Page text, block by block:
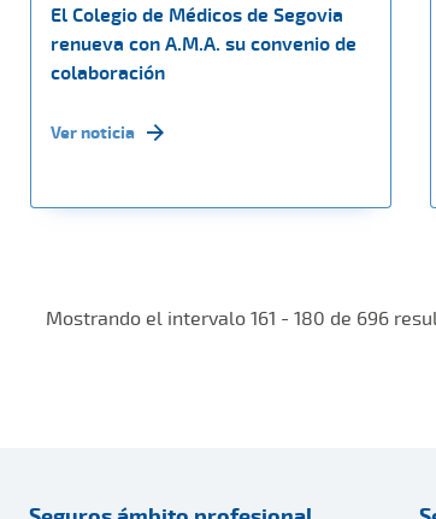
El Colegio de Médicos de Segovia
renueva con A.M.A. su convenio de
colaboración
Ver noticia
Mostrando el intervalo 161 - 180 de 696